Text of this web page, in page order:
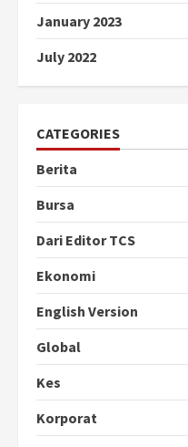
January 2023
July 2022
CATEGORIES
Berita
Bursa
Dari Editor TCS
Ekonomi
English Version
Global
Kes
Korporat